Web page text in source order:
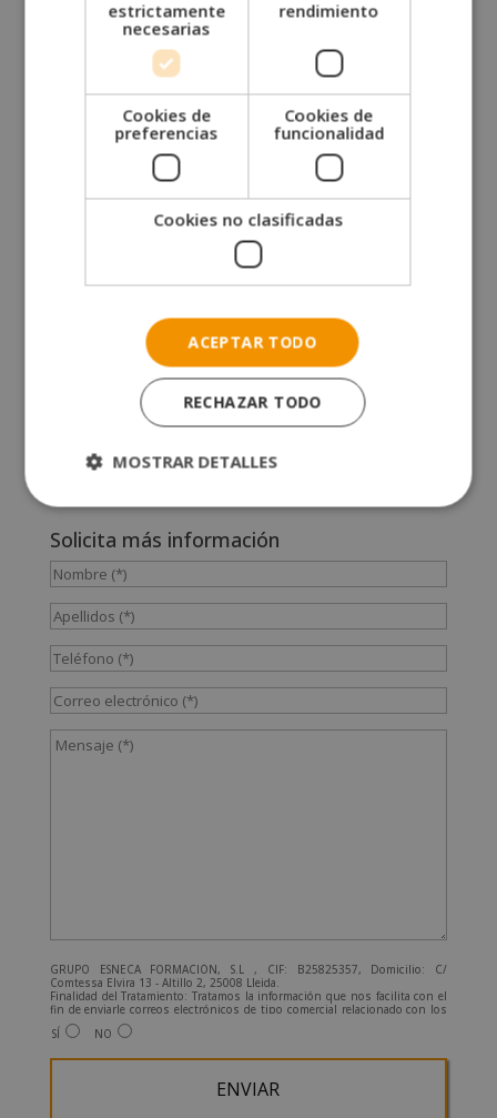
El postgrado tiene una duración de
prorrogabley con las
tendrás un tutor/a disponible para resolver cualquier
duda que te pueda surgir mientras realizas la
formación.
Te puede interesar:
¿Cuáles son los tipos de
clientes y cómo atenderlos?
En conclusión, el 2024 trae consigo una emocionante
variedad de tendencias en uñas. Desde tonos neutros
hasta el estilocoquette, pasando por la manicura
francesa y el divertido estiloglazed donut
para todos los gustos. No olvides tener en cuenta la
forma natural de tus uñas y, si estás pensando en
sumergirte en el mundo de la manicura, ¡especialízate
Solicita más información
GRUPO ESNECA FORMACIÓN, S.L , CIF: B25825357, Domicilio: C/
Comtessa Elvira 13 - Altillo 2, 25008 Lleida.
Finalidad del Tratamiento: Tratamos la información que nos facilita con el
fin de enviarle correos electrónicos de tipo comercial relacionado con los
productos ofrecidos y otros tipo de productos que fueran de su interés.
Legitimación del tratamiento: Consentimiento del interesado.
dirigiéndose a la dirección admin@grupoesneca.com.
Desea recibir información comercial (vía telefónica y/o email):
SÍ NO
estrictamente
necesarias
rendimiento
Cookies de
preferencias
Cookies de
funcionalidad
Cookies no clasificadas
ACEPTAR TODO
RECHAZAR TODO
MOSTRAR DETALLES